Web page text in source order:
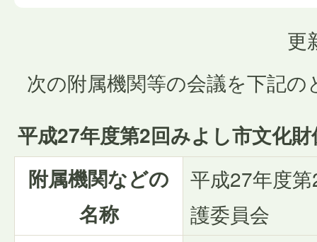
更
次の附属機関等の会議を下記
平成27年度第2回みよし市文化
附属機関などの
名称
平成27年度
護委員会